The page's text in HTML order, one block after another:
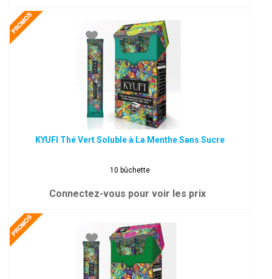
KYUFI Thé Vert Soluble à La Menthe Sans Sucre
10 bûchette
Connectez-vous pour voir les prix